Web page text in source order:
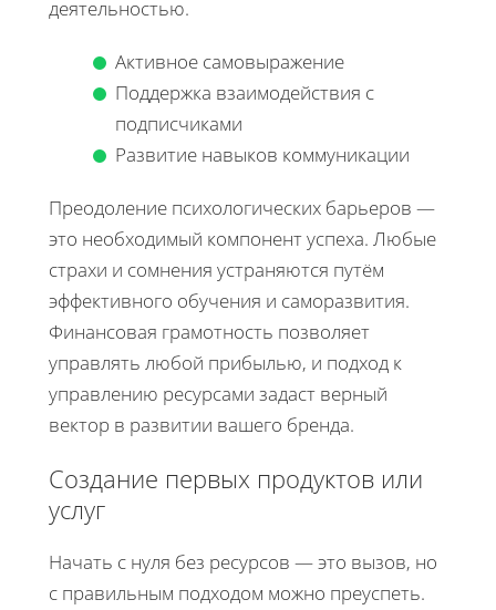
деятельностью.
Активное самовыражение
Поддержка взаимодействия с
подписчиками
Развитие навыков коммуникации
Преодоление психологических барьеров —
это необходимый компонент успеха. Любые
страхи и сомнения устраняются путём
эффективного обучения и саморазвития.
Финансовая грамотность позволяет
управлять любой прибылью, и подход к
управлению ресурсами задаст верный
вектор в развитии вашего бренда.
Создание первых продуктов или
услуг
Начать с нуля без ресурсов — это вызов, но
с правильным подходом можно преуспеть.